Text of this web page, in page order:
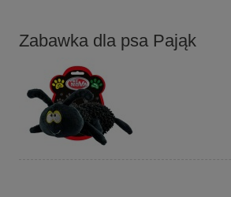
Zabawka dla psa Pająk